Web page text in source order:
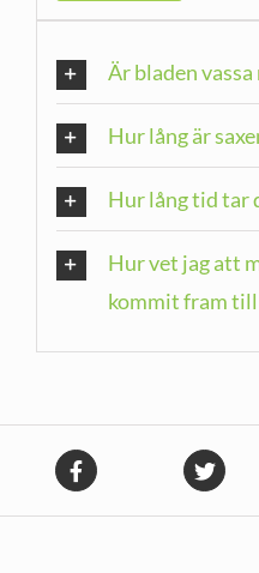
Är bladen
Hur lång är
Hur lång tid tar
Hur vet jag att
kommit fram till